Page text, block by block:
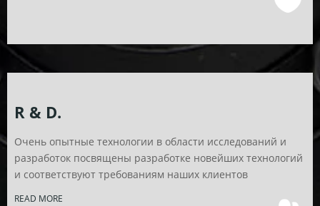
R & D.
Очень опытные технологии в области исследований и
разработок посвящены разработке новейших технологий
и соответствуют требованиям наших клиентов
READ MORE